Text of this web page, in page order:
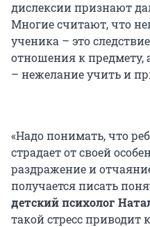
дислексии признают
Многие считают, что
ученика – это
отношения к
– нежелание учить и
«Надо понимать, что
страдает от своей
раздражение и
получается писать
детский психолог
такой стресс приводит